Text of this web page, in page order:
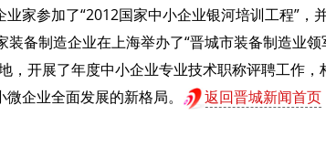
家参加了“2012国家中小企业银河培训工程”，
备制造企业在上海举办了“晋城市装备制造业领
，开展了年度中小企业专业技术职称评聘工作，
企业全面发展的新格局。
返回晋城新闻首页